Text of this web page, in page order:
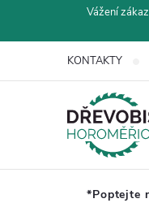
Vážení
KONTAKTY
*Poptejte